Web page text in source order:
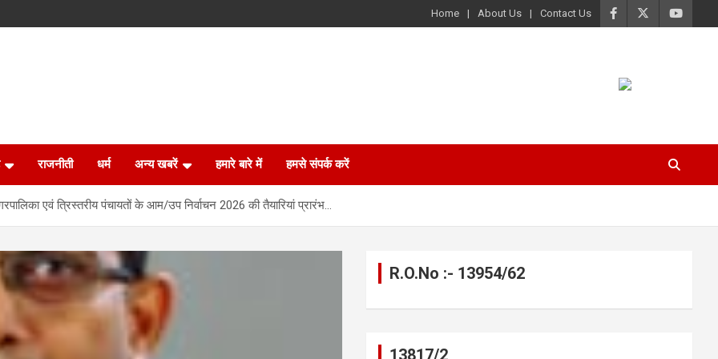
Home About Us Contact Us
राजनीती धर्म अन्य खबरें हमारे बारे में हमसे संपर्क करें
एवं त्रिस्तरीय पंचायतों के आम/उप निर्वाचन 2026 की तैयारियां प्रारंभ…
R.O.No :- 13954/62
13817/2